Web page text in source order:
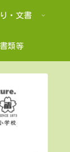
・文書
類等